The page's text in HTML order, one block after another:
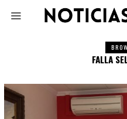
FALLA